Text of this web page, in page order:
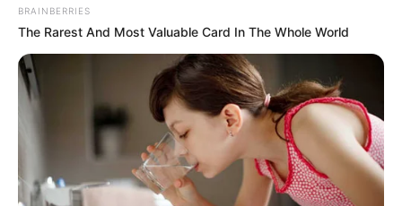
BRAINBERRIES
The Rarest And Most Valuable Card In The Whole World